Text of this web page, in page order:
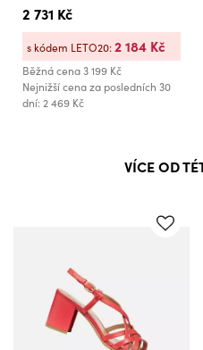
2 731 Kč
Běžná cena3 199 Kč
Nejnižší cena za posledních 30
dní: 2 469 Kč
s kódem LETO20:2 184 Kč
VÍCE OD